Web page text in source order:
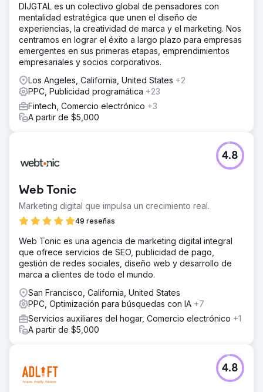
El resultado
Multiplicaron por cinco sus clientes potenciales por
encima de lo que normalmente ven en una conferencia.
Su equipo de ventas comenzó a trabajar en las
relaciones y, tras 2-3 meses, cerró acuerdos con un alto
VCA para su software. En los primeros 15 meses,
añadimos 3 millones de dólares en VCA al negocio con
este enfoque.
Ir a la página de la agencia
DIJGTAL es un colectivo global de pensadores con
mentalidad estratégica que unen el diseño de
experiencias, la creatividad de marca y el marketing. Nos
centramos en lograr el éxito a largo plazo para empresas
emergentes en sus primeras etapas, emprendimientos
empresariales y socios corporativos.
Los Angeles, California, United States +2
PPC, Publicidad programática +23
Fintech, Comercio electrónico +3
A partir de $5,000
Web Tonic
Marketing digital que impulsa un crecimiento real.
49 reseñas
4.8
Web Tonic es una agencia de marketing digital integral
que ofrece servicios de SEO, publicidad de pago,
gestión de redes sociales, diseño web y desarrollo de
marca a clientes de todo el mundo.
San Francisco, California, United States
PPC, Optimización para búsquedas con IA +7
Servicios auxiliares del hogar, Comercio electrónico +1
A partir de $5,000
4.8